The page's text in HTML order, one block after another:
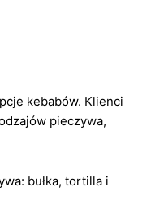
kebabów. Klienci
pieczywa,
bułka, tortilla i